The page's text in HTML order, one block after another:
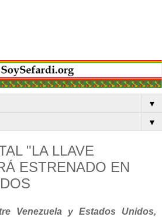
▼
▼
"LA LLAVE
ESTRENADO EN
Venezuela y Estados Unidos,